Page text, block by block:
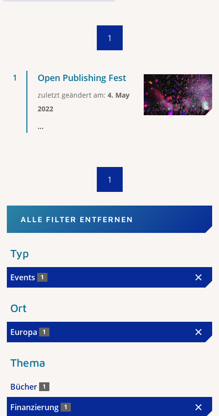
1
Open Publishing Fest
zuletzt geändert am: 4. May
2022
...
1
ALLE FILTER ENTFERNEN
Typ
Events 1
Ort
Europa 1
Thema
Bücher 1
Finanzierung 1